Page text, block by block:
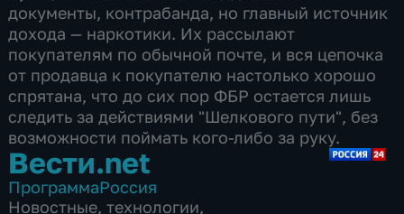
документы, контрабанда, но главный источник
дохода — наркотики. Их рассылают
покупателям по обычной почте, и вся цепочка
от продавца к покупателю настолько хорошо
спрятана, что до сих пор ФБР остается лишь
следить за действиями "Шелкового пути", без
возможности поймать кого-либо за руку.
Вести.net
ПрограммаРоссия
Новостные,технологии,